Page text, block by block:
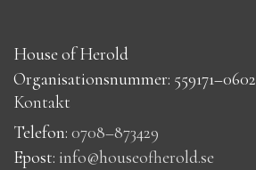
House of Herold
Organisationsnummer: 559171–0602
Kontakt
Telefon: 0708–873429
Epost: info@houseofherold.se